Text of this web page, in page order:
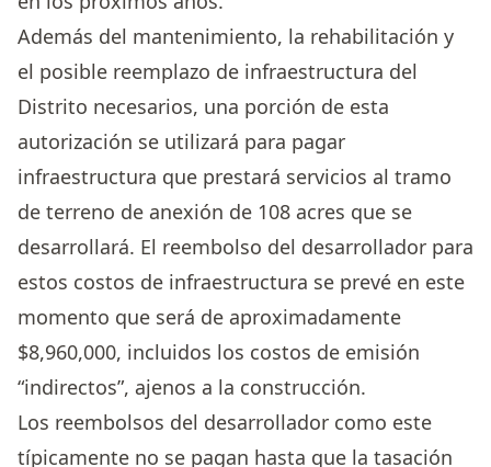
Además del mantenimiento, la rehabilitación y
el posible reemplazo de infraestructura del
Distrito necesarios, una porción de esta
autorización se utilizará para pagar
infraestructura que prestará servicios al tramo
de terreno de anexión de 108 acres que se
desarrollará. El reembolso del desarrollador para
estos costos de infraestructura se prevé en este
momento que será de aproximadamente
$8,960,000, incluidos los costos de emisión
“indirectos”, ajenos a la construcción.
Los reembolsos del desarrollador como este
típicamente no se pagan hasta que la tasación